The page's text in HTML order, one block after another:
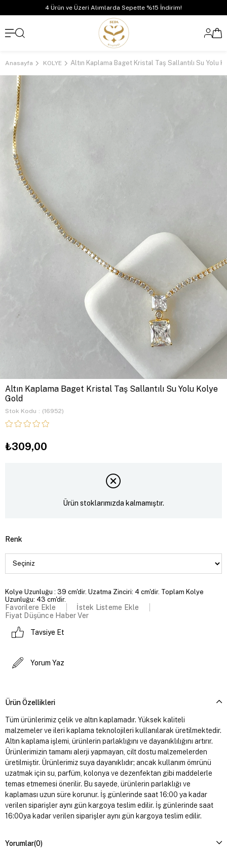
4 Ürün ve Üzeri Alımlarda Sepette %15 İndirim!
Anasayfa KOLYE
Altın Kaplama Baget Kristal Taş Sallantılı Su Yolu Kolye
Gold
Stok Kodu (16952)
₺309,00
Ürün stoklarımızda kalmamıştır.
Renk
Kolye Uzunluğu : 39 cm'dir. Uzatma Zinciri: 4 cm'dir. Toplam Kolye
Uzunluğu: 43 cm'dir.
Favorilere Ekle
İstek Listeme Ekle
Fiyat Düşünce Haber Ver
Tavsiye Et
Yorum Yaz
Ürün Özellikleri
Tüm ürünlerimiz çelik ve altın kaplamadır. Yüksek kaliteli
malzemeler ve ileri kaplama teknolojileri kullanılarak üretilmektedir.
Altın kaplama işlemi, ürünlerin parlaklığını ve dayanıklılığını artırır.
Ürünlerimizin tamamı alerji yapmayan, cilt dostu malzemelerden
üretilmiştir. Ürünlerimiz suya dayanıklıdır; ancak kullanım ömrünü
uzatmak için su, parfüm, kolonya ve dezenfektan gibi maddelerle
temas etmemesi önerilir. Bu sayede, ürünlerin parlaklığı ve
kaplaması uzun süre korunur. İş günlerinde saat 16:00 ya kadar
verilen siparişler aynı gün kargoya teslim edilir. İş günlerinde saat
16:00ya kadar verilen siparişler aynı gün kargoya teslim edilir.
Yorumlar(0)